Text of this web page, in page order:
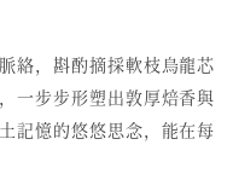
絡，斟酌摘採軟枝烏龍芯
一步步形塑出敦厚焙香與
記憶的悠悠思念，能在每